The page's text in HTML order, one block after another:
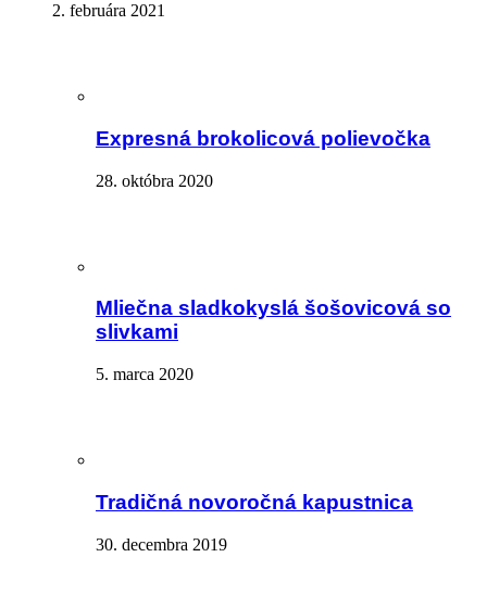
2. februára 2021
Expresná brokolicová polievočka
28. októbra 2020
Mliečna sladkokyslá šošovicová so
slivkami
5. marca 2020
Tradičná novoročná kapustnica
30. decembra 2019